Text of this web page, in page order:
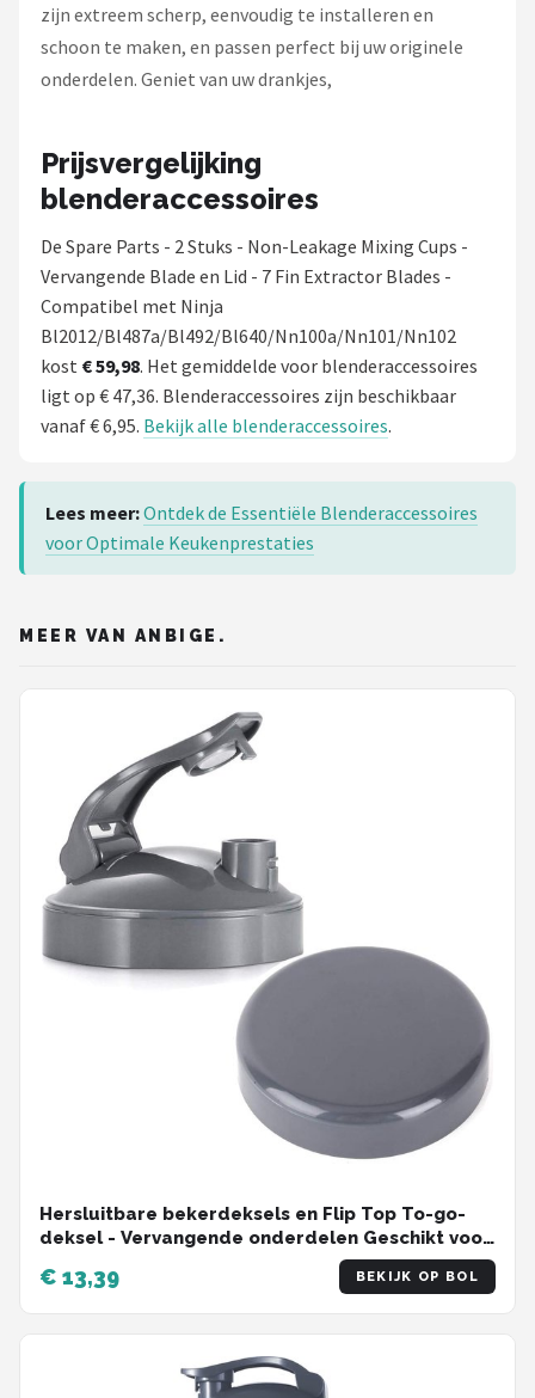
zijn extreem scherp, eenvoudig te installeren en
schoon te maken, en passen perfect bij uw originele
onderdelen. Geniet van uw drankjes,
Prijsvergelijking
blenderaccessoires
De Spare Parts - 2 Stuks - Non-Leakage Mixing Cups -
Vervangende Blade en Lid - 7 Fin Extractor Blades -
Compatibel met Ninja
Bl2012/Bl487a/Bl492/Bl640/Nn100a/Nn101/Nn102
kost € 59,98. Het gemiddelde voor blenderaccessoires
ligt op € 47,36. Blenderaccessoires zijn beschikbaar
vanaf € 6,95. Bekijk alle blenderaccessoires.
Lees meer:Ontdek de Essentiële Blenderaccessoires
voor Optimale Keukenprestaties
MEER VAN ANBIGE.
Hersluitbare bekerdeksels en Flip Top To-go-
deksel - Vervangende onderdelen Geschikt voor
600w en 900w NutriBullet Blender 32/24/18OZ-
bekers bekerdeksels
€ 13,39 BEKIJK OP BOL